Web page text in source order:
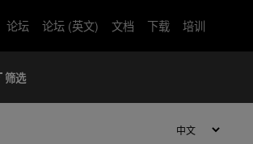
论坛 论坛 (英文) 文档 下载 培训